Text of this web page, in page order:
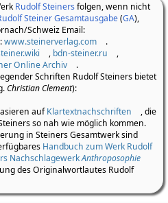
Rudolf Steinersfolgen, wenn nicht
Steiner Gesamtausgabe(GA),
Schweiz Email:
www.steinerverlag.com
.
, bdn-steiner.ru
,
Online Archiv
.
Schriften Rudolf Steiners bietet
Christian Clement):
aufKlartextnachschriften
, die
so nah wie möglich kommen.
in Steiners Gesamtwerk sind
Handbuch zum Werk Rudolf
NachschlagewerkAnthroposophie
des Originalwortlautes Rudolf